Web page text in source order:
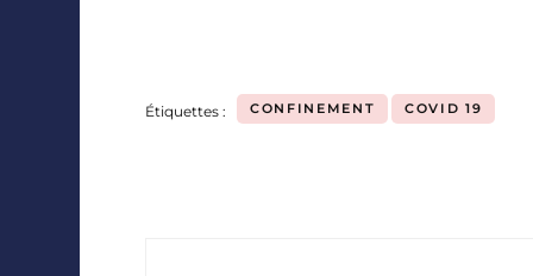
Étiquettes : CONFINEMENT COVID 19